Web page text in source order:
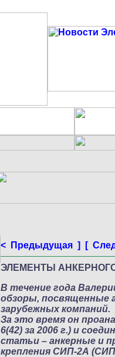
< Предыдущая ] [
ЭЛЕМЕНТЫ
В течение года
обзоры, посвященные
зарубежных компаний.
За это время он
6(42) за 2006 г.) и
статьи – анкерные и
крепления СИП-2А